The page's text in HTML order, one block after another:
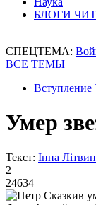
БЛОГИ
СПЕЦТЕМА:
ВСЕ ТЕМЫ
Умер
Текст: Інна Літвин
2
24634